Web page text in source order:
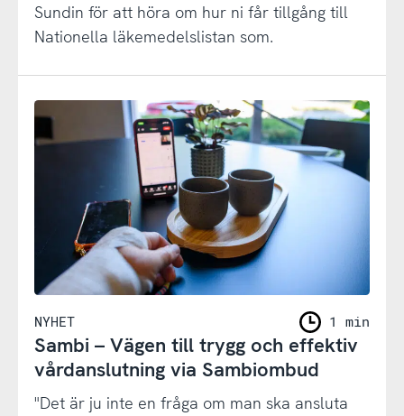
Sundin för att höra om hur ni får tillgång till
Nationella läkemedelslistan som.
NYHET 1 min
Sambi – Vägen till trygg och effektiv
vårdanslutning via Sambiombud
"Det är ju inte en fråga om man ska ansluta